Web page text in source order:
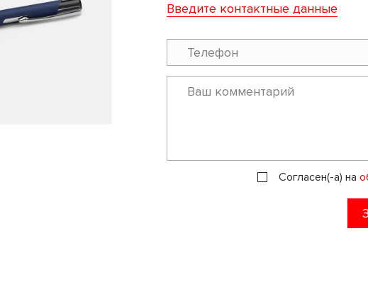
Введите контактные данные
Согласен(-а) на